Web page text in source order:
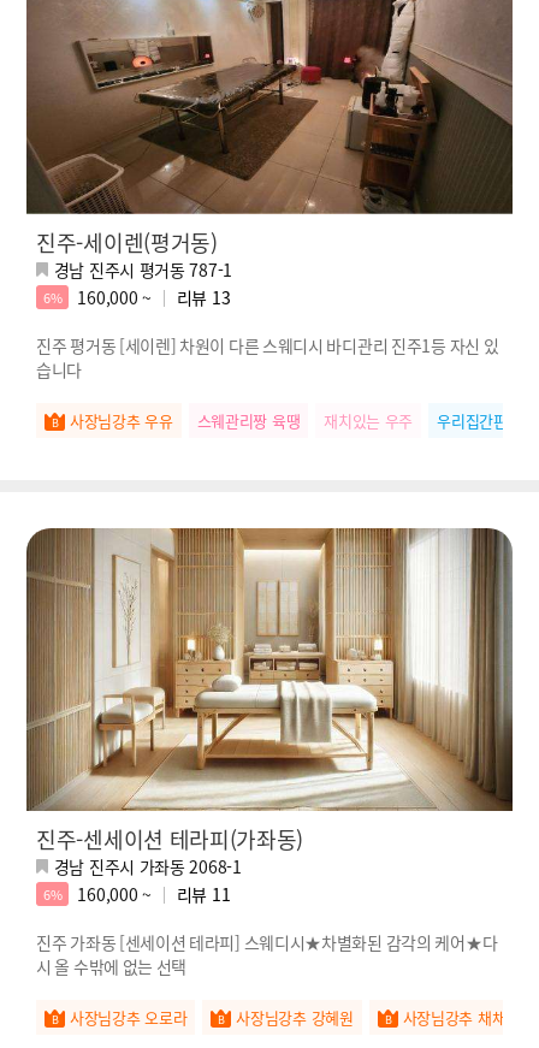
진주-세이렌(평거동)
경남 진주시 평거동 787-1
6% 160,000 ~ 리뷰 13
진주 평거동 [세이렌] 차원이 다른 스웨디시 바디관리 진주1등 자신 있
습니다
사장님강추 우유 스웨관리짱 육땡 재치있는 우주 우리집간판 나나
진주-센세이션 테라피(가좌동)
경남 진주시 가좌동 2068-1
6% 160,000 ~ 리뷰 11
진주 가좌동 [센세이션 테라피] 스웨디시★차별화된 감각의 케어★다
시 올 수밖에 없는 선택
사장님강추 오로라 사장님강추 강혜원 사장님강추 채채